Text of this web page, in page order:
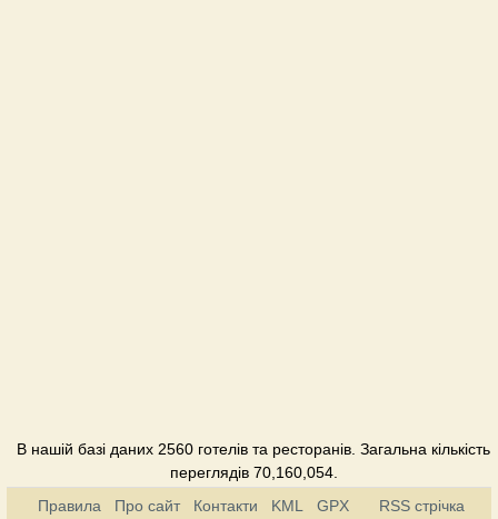
В нашій базі даних 2560 готелів та ресторанів. Загальна кількість
переглядів 70,160,054.
Правила
Про сайт Контакти KML GPX RSS стрічка